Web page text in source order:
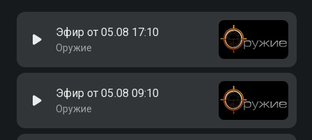
Эфир от 05.08 17:10
Оружие
Эфир от 05.08 09:10
Оружие